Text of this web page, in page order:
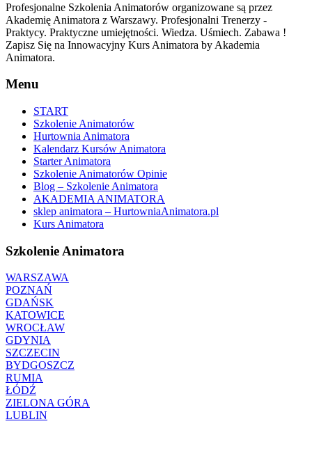
Profesjonalne Szkolenia Animatorów organizowane są przez
Akademię Animatora z Warszawy. Profesjonalni Trenerzy -
Praktycy. Praktyczne umiejętności. Wiedza. Uśmiech. Zabawa !
Zapisz Się na Innowacyjny Kurs Animatora by Akademia
Animatora.
Menu
START
Szkolenie Animatorów
Hurtownia Animatora
Kalendarz Kursów Animatora
Starter Animatora
Szkolenie Animatorów Opinie
Blog – Szkolenie Animatora
AKADEMIA ANIMATORA
sklep animatora – HurtowniaAnimatora.pl
Kurs Animatora
Szkolenie Animatora
WARSZAWA
POZNAŃ
GDAŃSK
KATOWICE
WROCŁAW
GDYNIA
SZCZECIN
BYDGOSZCZ
RUMIA
ŁÓDŹ
ZIELONA GÓRA
LUBLIN